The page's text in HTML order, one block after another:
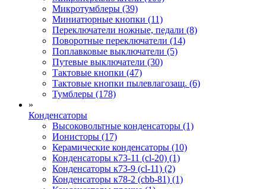
Микротумблеры (39)
Миниатюрные кнопки (11)
Переключатели ножные, педали (8)
Поворотные переключатели (14)
Поплавковые выключатели (5)
Путевые выключатели (30)
Тактовые кнопки (47)
Тактовые кнопки пылевлагозащ. (6)
Тумблеры (178)
»
Конденсаторы
Высоковольтные конденсаторы (1)
Ионисторы (17)
Керамические конденсаторы (10)
Конденсаторы к73-11 (cl-20) (1)
Конденсаторы к73-9 (cl-11) (2)
Конденсаторы к78-2 (cbb-81) (1)